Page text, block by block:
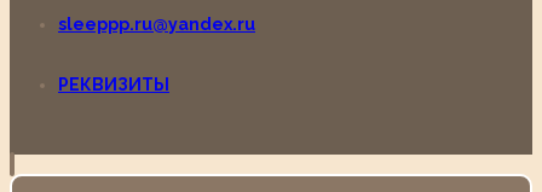
sleeppp.ru@yandex.ru
РЕКВИЗИТЫ